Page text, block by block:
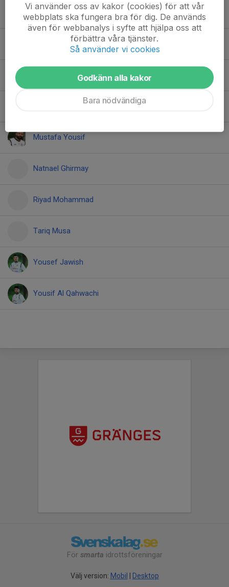
Mohammed Al-Qahwachi
Mohammed Ezan
Mohammed Omar
Mueen Mohamad
Mustafa Yousif
Natnael Ghirmay
Riyad Mohammad
Tariq Musa
Yousef Jawish
Yousif Al Qahwachi
För smarta idrottsföreningar
Välj version: Mobil Desktop
Vi använder oss av kakor (cookies) för att vår
webbplats ska fungera bra för dig. De används
även för webbanalys i syfte att hjälpa oss att
förbättra våra tjänster.
Så använder vi cookies
Godkänn alla kakor
Bara nödvändiga